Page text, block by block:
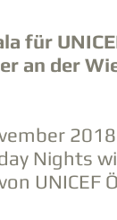
für
an der
Nights